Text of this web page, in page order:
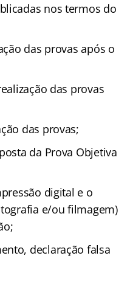
nos termos do
das provas após o
das provas
das provas;
da Prova Objetiva
digital e o
e/ou filmagem)
declaração falsa